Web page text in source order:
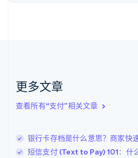
更多文章
查看所有“支付”相关文章
银行卡存档是什么意思？商家快
短信支付 (Text to Pay) 101：什
芬兰
克罗地亚
EnglishItaliano
拉脱维亚
English
列支敦士登
DeutschEnglish